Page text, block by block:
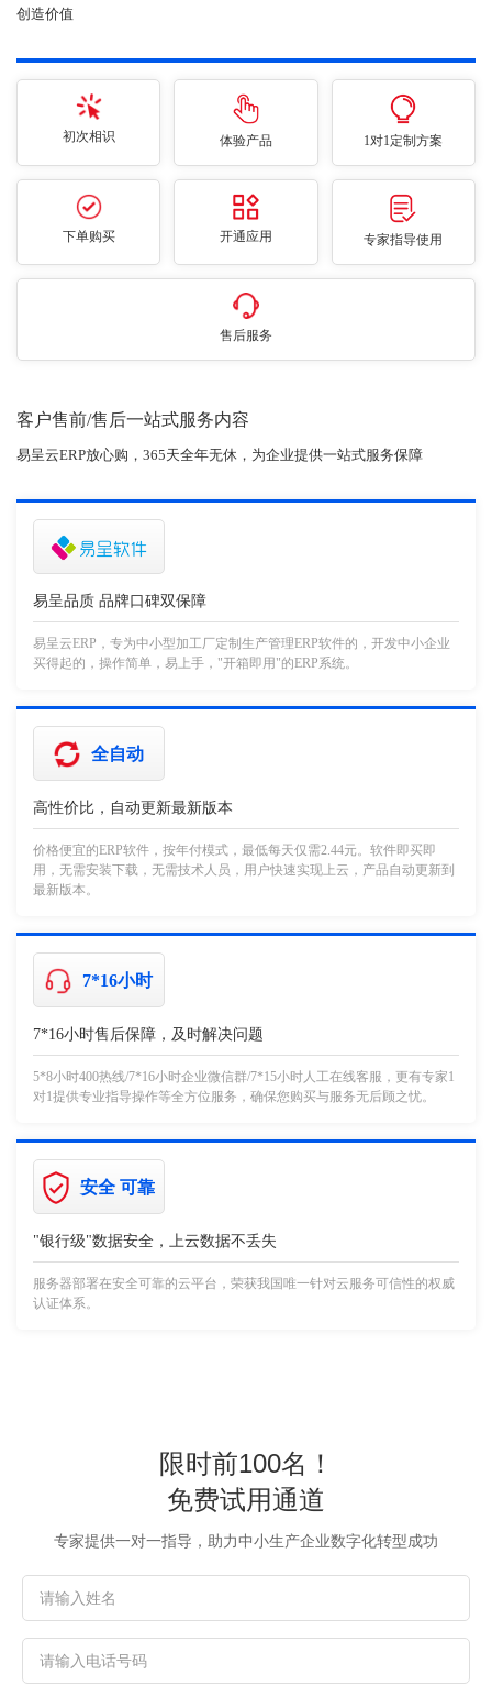
创造价值
初次相识 体验产品 1对1定制方案
下单购买 开通应用 专家指导使用
售后服务
客户售前/售后一站式服务内容
易呈云ERP放心购，365天全年无休，为企业提供一站式服务保障
易呈品质 品牌口碑双保障
易呈云ERP，专为中小型加工厂定制生产管理ERP软件的，开发中小企业
买得起的，操作简单，易上手，"开箱即用"的ERP系统。
全自动
高性价比，自动更新最新版本
价格便宜的ERP软件，按年付模式，最低每天仅需2.44元。软件即买即
用，无需安装下载，无需技术人员，用户快速实现上云，产品自动更新到
最新版本。
7*16小时
7*16小时售后保障，及时解决问题
5*8小时400热线/7*16小时企业微信群/7*15小时人工在线客服，更有专家1
对1提供专业指导操作等全方位服务，确保您购买与服务无后顾之忧。
安全 可靠
"银行级"数据安全，上云数据不丢失
服务器部署在安全可靠的云平台，荣获我国唯一针对云服务可信性的权威
认证体系。
限时前100名！
免费试用通道
专家提供一对一指导，助力中小生产企业数字化转型成功